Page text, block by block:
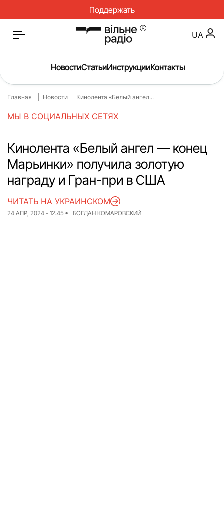
Поддержать
Главная
О нас
Инструкции
Спорт
Интервью
Досье
Репортаж
Блог
Проекты
UA
НовостиСтатьиИнструкцииКонтакты
Главная Новости Кинолента «Белый ангел...
МЫ В СОЦИАЛЬНЫХ СЕТЯХ
Кинолента «Белый ангел — конец
Марьинки» получила золотую
награду и Гран-при в США
24 АПР, 2024 - 12:45 БОГДАН КОМАРОВСКИЙ
ЧИТАТЬ НА УКРАИНСКОМ